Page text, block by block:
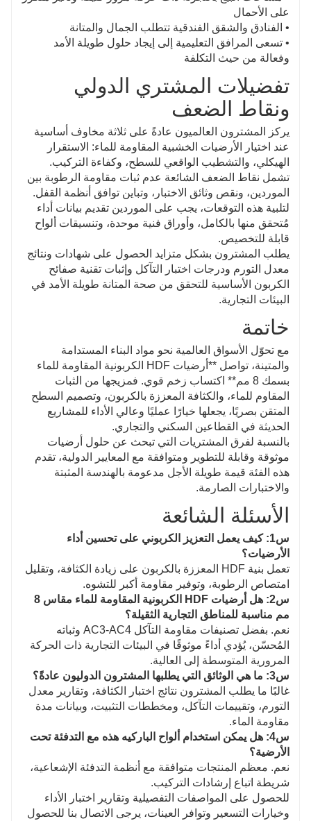
على الأحمال
• الفنادق والشقق الفندقية تتطلب الجمال والمتانة
• تسعى المرافق التعليمية إلى إيجاد حلول طويلة الأمد
وفعالة من حيث التكلفة
تفضيلات المشتري الدولي
ونقاط الضعف
يركز المشترون العالميون عادةً على ثلاثة مخاوف أساسية
عند اختيار الأرضيات الخشبية المقاومة للماء: الاستقرار
الهيكلي، والتشطيب الواقعي للسطح، وكفاءة التركيب.
تشمل نقاط الضعف الشائعة عدم ثبات مقاومة الرطوبة بين
الموردين، ونقص وثائق الاختبار، وتباين توافق أنظمة القفل.
لتلبية هذه التوقعات، يجب على الموردين تقديم بيانات أداء
مُتحقق منها بالكامل، وأوراق فنية موحدة، وتنسيقات ألواح
قابلة للتخصيص.
يطلب المشترون بشكل متزايد الحصول على شهادات ونتائج
معدل التورم ودرجات اختبار التآكل وإثبات تقنية صفائح
الكربون الأساسية للتحقق من صحة المتانة طويلة الأمد في
البيئات التجارية.
خاتمة
مع تحوّل الأسواق العالمية نحو مواد البناء المستدامة
والمتينة، تواصل **أرضيات HDF الكربونية المقاومة للماء
بسمك 8 مم** اكتساب زخم قوي. فمزيجها من الثبات
المقاوم للماء، والكثافة المعززة بالكربون، وتصميم السطح
المتقن بصريًا، يجعلها خيارًا عمليًا وعالي الأداء للمشاريع
الحديثة في القطاعين السكني والتجاري.
بالنسبة لفرق المشتريات التي تبحث عن حلول أرضيات
موثوقة وقابلة للتطوير ومتوافقة مع المعايير الدولية، تقدم
هذه الفئة قيمة طويلة الأجل مدعومة بالهندسة المثبتة
والاختبارات الصارمة.
الأسئلة الشائعة
س1: كيف يعمل التعزيز الكربوني على تحسين أداء
الأرضيات؟
تعمل بنية HDF المعززة بالكربون على زيادة الكثافة، وتقليل
امتصاص الرطوبة، وتوفير مقاومة أكبر للتشوه.
س2: هل أرضيات HDF الكربونية المقاومة للماء مقاس 8
مم مناسبة للمناطق التجارية الثقيلة؟
نعم. بفضل تصنيفات مقاومة التآكل AC3-AC4 وثباته
المُحسّن، يُؤدي أداءً موثوقًا في البيئات التجارية ذات الحركة
المرورية المتوسطة إلى العالية.
س3: ما هي الوثائق التي يطلبها المشترون الدوليون عادةً؟
غالبًا ما يطلب المشترون نتائج اختبار الكثافة، وتقارير معدل
التورم، وتقييمات التآكل، ومخططات التثبيت، وبيانات مدة
مقاومة الماء.
س4: هل يمكن استخدام ألواح الباركيه هذه مع التدفئة تحت
الأرضية؟
نعم. معظم المنتجات متوافقة مع أنظمة التدفئة الإشعاعية،
شريطة اتباع إرشادات التركيب.
للحصول على المواصفات التفصيلية وتقارير اختبار الأداء
وخيارات التسعير وتوافر العينات، يرجى الاتصال بنا للحصول